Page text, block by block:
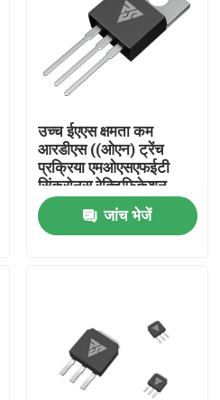
उच्च ईएएस क्षमता कम
आरडीएस ((ओएन) ट्रेंच
प्रक्रिया एमओएसएफईटी
सिंक्रोनस रेक्टिफिकेशन
जांच भेजें